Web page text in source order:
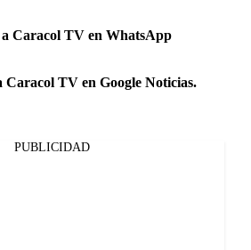
a Caracol TV en WhatsApp
Caracol TV en Google Noticias.
PUBLICIDAD